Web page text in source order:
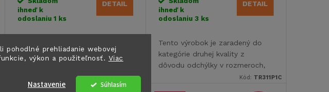
pohodlné prehliadanie webovej
výkon a použiteľnosť. Viac
Súhlasím
Nastavenie
ihneď k
odoslaniu1 ks
DETAIL
kategórie druhej kvality z
skutočné rozmery produktu
môžu byť väčšie ako je uvedené.
Kód:TR1300P1C
akosť
ihneď k
odoslaniu 3 ks
DETAIL
Tento výrobok je zaradený do
kategórie druhej kvality z
dôvodu odchýlky v rozmeroch,
skutočné rozmery produktu
Kód: TR311P1C